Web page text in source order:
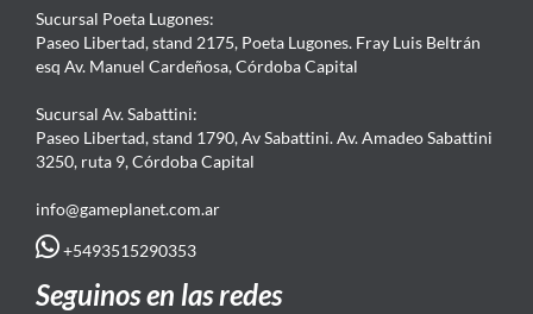
Sucursal Poeta Lugones:
Paseo Libertad, stand 2175, Poeta Lugones. Fray Luis Beltrán
esq Av. Manuel Cardeñosa, Córdoba Capital
Sucursal Av. Sabattini:
Paseo Libertad, stand 1790, Av Sabattini. Av. Amadeo Sabattini
3250, ruta 9, Córdoba Capital
info@gameplanet.com.ar
+5493515290353
Seguinos en las redes